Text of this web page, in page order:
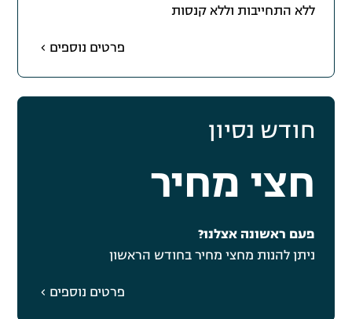
ללא התחייבות וללא קנסות
פרטים נוספים
חודש נסיון
חצי מחיר
פעם ראשונה אצלנו?
ניתן להנות מחצי מחיר בחודש הראשון
פרטים נוספים